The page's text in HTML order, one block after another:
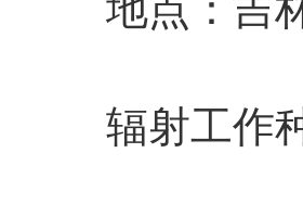
辐射工作